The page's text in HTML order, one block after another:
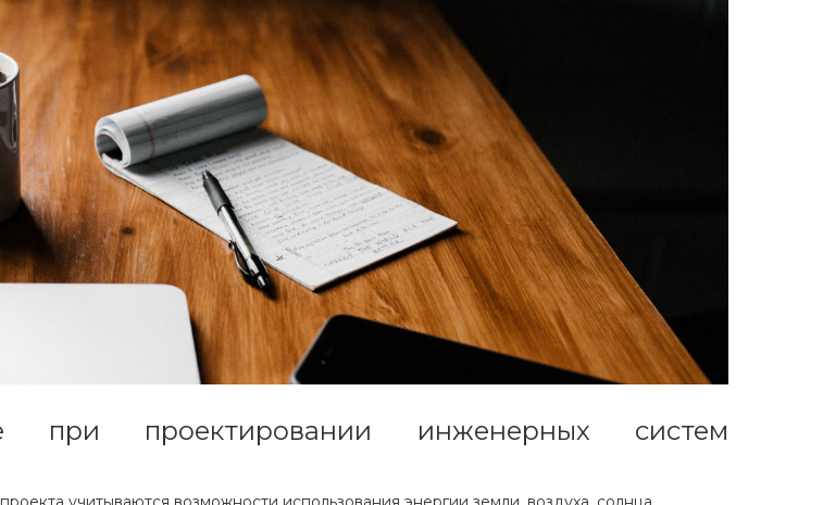
при проектировании инженерных систем